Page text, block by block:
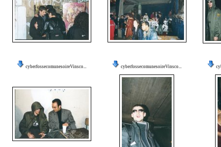
cyberfossecomunesoireVinsco... cyberfossecomunesoireVinsco...